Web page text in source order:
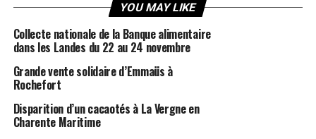
YOU MAY LIKE
Collecte nationale de la Banque alimentaire
dans les Landes du 22 au 24 novembre
Grande vente solidaire d’Emmaüs à
Rochefort
Disparition d’un cacaotés à La Vergne en
Charente Maritime